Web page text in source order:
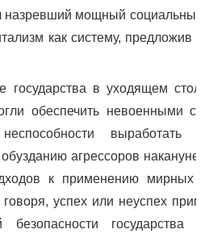
назревший мощный социальный
как систему, предложив
в уходящем
обеспечить невоенными
выработать
агрессоров накануне
к применению мирных
успех или неуспех
безопасности государства